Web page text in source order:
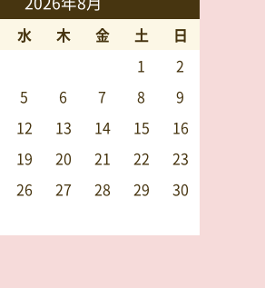
水 木 金 土
日
1
2
5 6 7 8
9
12 13 14 15
16
19 20 21 22
23
26 27 28 29
30